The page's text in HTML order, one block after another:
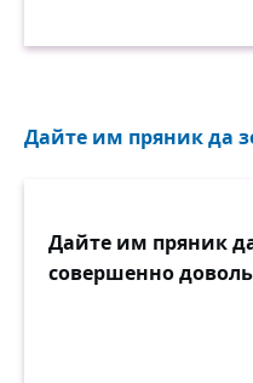
Дайте им пряник да
Дайте им пряник
совершенно